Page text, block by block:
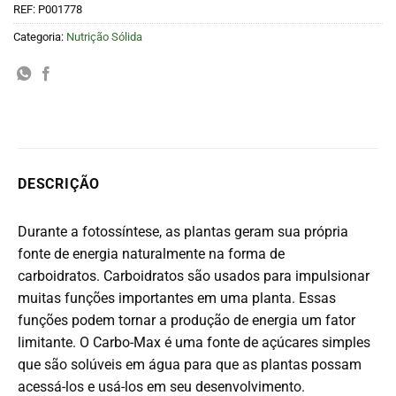
REF: P001778
Categoria: Nutrição Sólida
DESCRIÇÃO
Durante a fotossíntese, as plantas geram sua própria
fonte de energia naturalmente na forma de
carboidratos. Carboidratos são usados ​​para impulsionar
muitas funções importantes em uma planta. Essas
funções podem tornar a produção de energia um fator
limitante. O Carbo-Max é uma fonte de açúcares simples
que são solúveis em água para que as plantas possam
acessá-los e usá-los em seu desenvolvimento.